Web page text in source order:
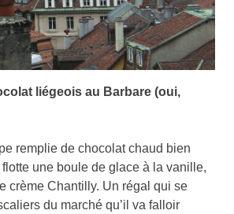
liégeois au Barbare (oui,
remplie de chocolat chaud bien
une boule de glace à la vanille,
crème Chantilly. Un régal qui se
du marché qu’il va falloir